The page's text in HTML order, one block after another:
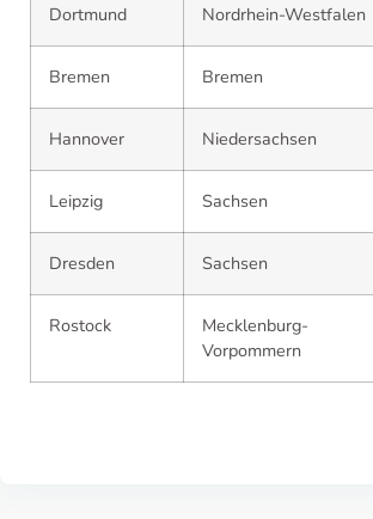
Dortmund Nordrhein-Westfalen
Bremen Bremen
Hannover Niedersachsen
Leipzig Sachsen
Dresden Sachsen
Rostock
Mecklenburg-
Vorpommern